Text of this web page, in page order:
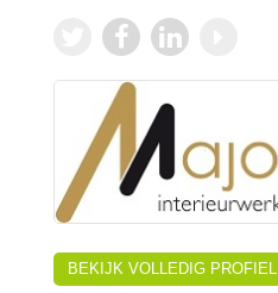
BEKIJK VOLLEDIG PROFIEL